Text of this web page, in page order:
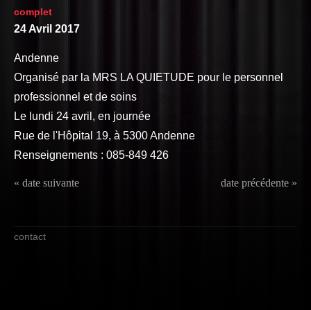
complet
24 Avril 2017
Andenne
Organisé par la MRS LA QUIETUDE pour le personnel
professionnel et de soins
Le lundi 24 avril, en journée
Rue de l'Hôpital 19, à 5300 Andenne
Renseignements : 085-849 426
date précédente »
« date suivante
contact